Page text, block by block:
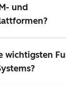
und
wichtigsten